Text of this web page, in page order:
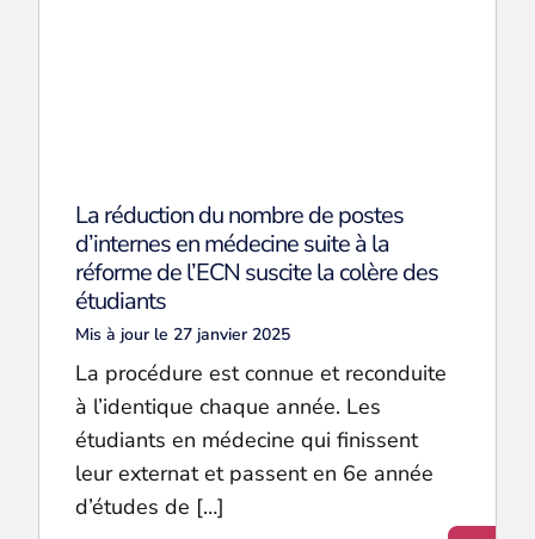
La réduction du nombre de postes
d’internes en médecine suite à la
réforme de l’ECN suscite la colère des
étudiants
Mis à jour le 27 janvier 2025
La procédure est connue et reconduite
à l’identique chaque année. Les
étudiants en médecine qui finissent
leur externat et passent en 6e année
d’études de […]